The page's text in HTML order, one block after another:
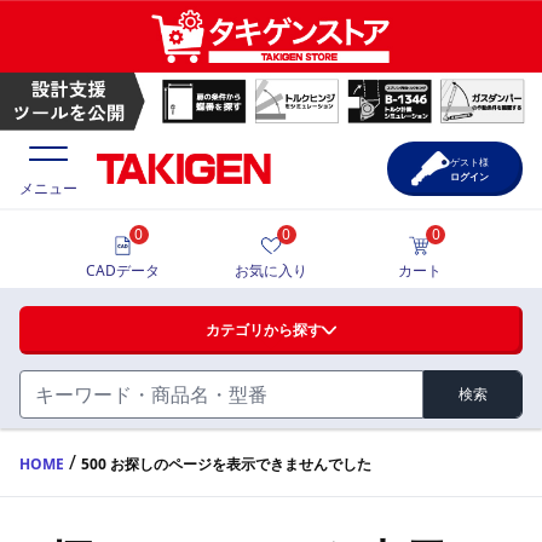
ハンドル・取手・つまみ・周辺機器
FA・A
蝶番・ステー・周辺機器
価格一覧
製品カタログ
メニュー
カテゴリから探す
検索
0
CADデータ
0
お気に入り
0
カート
ゲスト様
ログイン
HOME / 500 お探しのページを表示できませんでした